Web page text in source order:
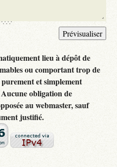
lieu à dépôt de
ou comportant trop de
et simplement
obligation de
au webmaster, sauf
justifié.